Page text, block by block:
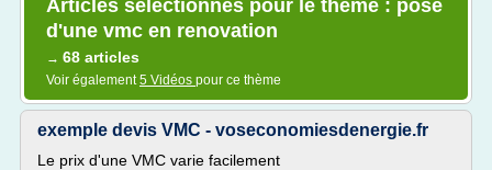
Articles sélectionnés pour le thème : pose
d'une vmc en renovation
→ 68 articles
Voir également5 Vidéos pour ce thème
exemple devis VMC - voseconomiesdenergie.fr
Le prix d'une VMC varie facilement